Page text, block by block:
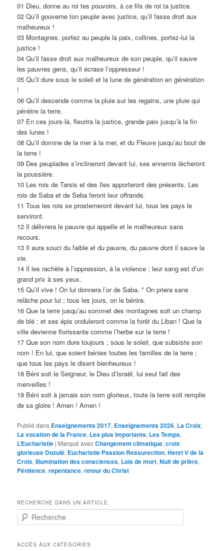
01 Dieu, donne au roi tes pouvoirs, à ce fils de roi ta justice.
02 Qu’il gouverne ton peuple avec justice, qu’il fasse droit aux
malheureux !
03 Montagnes, portez au peuple la paix, collines, portez-lui la
justice !
04 Qu’il fasse droit aux malheureux de son peuple, qu’il sauve
les pauvres gens, qu’il écrase l’oppresseur !
05 Qu’il dure sous le soleil et la lune de génération en génération
!
06 Qu’il descende comme la pluie sur les regains, une pluie qui
pénètre la terre.
07 En ces jours-là, fleurira la justice, grande paix jusqu’à la fin
des lunes !
08 Qu’il domine de la mer à la mer, et du Fleuve jusqu’au bout de
la terre !
09 Des peuplades s’inclineront devant lui, ses ennemis lècheront
la poussière.
10 Les rois de Tarsis et des Iles apporteront des présents. Les
rois de Saba et de Seba feront leur offrande.
11 Tous les rois se prosterneront devant lui, tous les pays le
serviront.
12 Il délivrera le pauvre qui appelle et le malheureux sans
recours.
13 Il aura souci du faible et du pauvre, du pauvre dont il sauve la
vie.
14 Il les rachète à l’oppression, à la violence ; leur sang est d’un
grand prix à ses yeux.
15 Qu’il vive ! On lui donnera l’or de Saba. * On priera sans
relâche pour lui ; tous les jours, on le bénira.
16 Que la terre jusqu’au sommet des montagnes soit un champ
de blé : et ses épis onduleront comme la forêt du Liban ! Que la
ville devienne florissante comme l’herbe sur la terre !
17 Que son nom dure toujours ; sous le soleil, que subsiste son
nom ! En lui, que soient bénies toutes les familles de la terre ;
que tous les pays le disent bienheureux !
18 Béni soit le Seigneur, le Dieu d’Israël, lui seul fait des
merveilles !
19 Béni soit à jamais son nom glorieux, toute la terre soit remplie
de sa gloire ! Amen ! Amen !
Publié dans Enseignements 2017, Enseignements 2026, La Croix,
La vocation de la France, Les plus importants, Les Temps,
L’Eucharistie | Marqué avecChangement climatique,croix
glorieuse Dozulé, Eucharistie Passion Ressurection,Henri V de la
Croix,Illumination des consciences, Lois de mort,Nuit de prière,
Pénitence,repentance,retour du Christ
RECHERCHE DANS UN ARTICLE.
e
h
ACCÉS AUX CATÈGORIES